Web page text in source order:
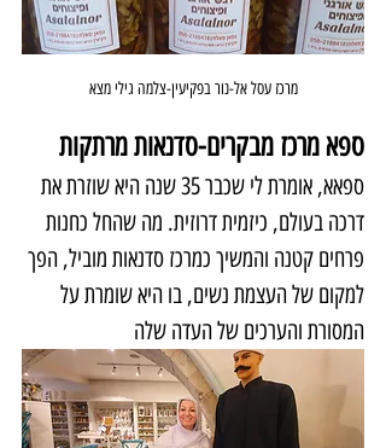
מרכז עסל אל-נור בפקיעין-צלמה גילי מצא
ספא מרכז מבקרים-סדנאות מרתקות
ספאא, אומרת לי שכבר 35 שנה היא שוזרת את
דרכה בעולם, כיזמית דרוזית. מה שהחל כחנות
פרחים קטנה והמשיך כמרכז סדנאות מוביל, הפך
למקום של העצמת נשים, בו היא שומרת על
המסורת והערכים של העדה שלה